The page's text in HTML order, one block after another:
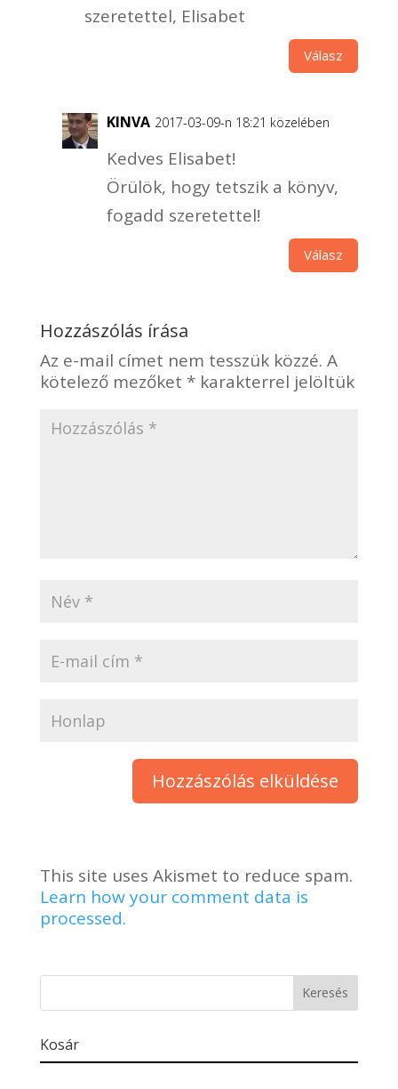
szeretettel, Elisabet
Válasz
KINVA 2017-03-09-n 18:21 közelében
Kedves Elisabet!
Örülök, hogy tetszik a könyv,
fogadd szeretettel!
Válasz
Hozzászólás írása
Az e-mail címet nem tesszük közzé. A
kötelező mezőket *karakterrel jelöltük
This site uses Akismet to reduce spam.
Learn how your comment data is
processed.
Kosár